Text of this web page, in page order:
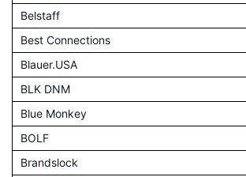
Belstaff
Best Connections
Blauer.USA
BLK DNM
Blue Monkey
BOLF
Brandslock